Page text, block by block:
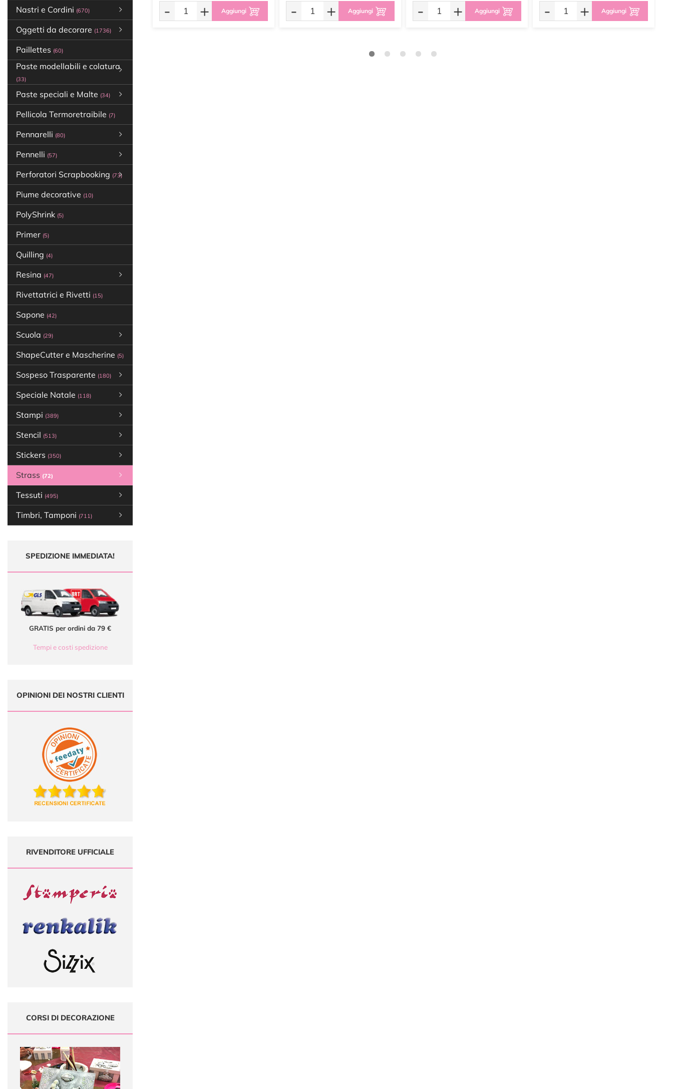
Nastri e Cordini (670)
Oggetti da decorare (1736)
Paillettes (60)
Paste modellabili e colatura
(33)
Paste speciali e Malte (34)
Pellicola Termoretraibile (7)
Pennarelli (80)
Pennelli (57)
Perforatori Scrapbooking (73)
Piume decorative (10)
PolyShrink (5)
Primer (5)
Quilling (4)
Resina (47)
Rivettatrici e Rivetti (15)
Sapone (42)
Scuola (29)
ShapeCutter e Mascherine (5)
Sospeso Trasparente (180)
Speciale Natale (118)
Stampi (389)
Stencil (513)
Stickers (350)
Strass (72)
Tessuti (495)
Timbri, Tamponi (711)
SPEDIZIONE IMMEDIATA!
GRATIS per ordini da 79 €
Tempi e costi spedizione
OPINIONI DEI NOSTRI CLIENTI
RIVENDITORE UFFICIALE
CORSI DI DECORAZIONE
- + Aggiungi - + Aggiungi - + Aggiungi - + Aggiungi